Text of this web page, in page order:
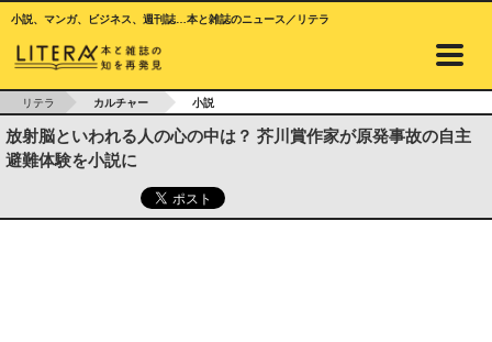
小説、マンガ、ビジネス、週刊誌…本と雑誌のニュース／リテラ
リテラ カルチャー 小説
放射脳といわれる人の心の中は？ 芥川賞作家が原発事故の自主
避難体験を小説に